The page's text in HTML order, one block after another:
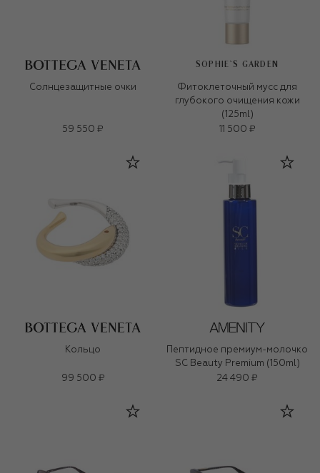
Солнцезащитные очки
59 550 ₽
SOPHIE`S GARDEN
Фитоклеточный мусс для
глубокого очищения кожи
(125ml)
11 500 ₽
Кольцо
99 500 ₽
Пептидное премиум-молочко
SC Beauty Premium (150ml)
24 490 ₽